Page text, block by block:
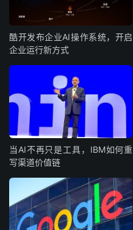
酷开发布企业AI操作系统，开启
企业运行新方式
当AI不再只是工具，IBM如何重
写渠道价值链